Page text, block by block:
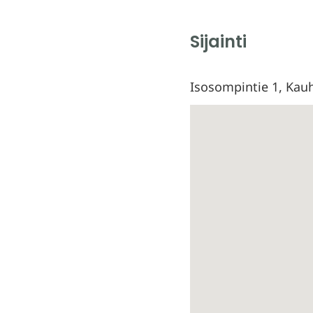
Sijainti
Isosompintie 1,